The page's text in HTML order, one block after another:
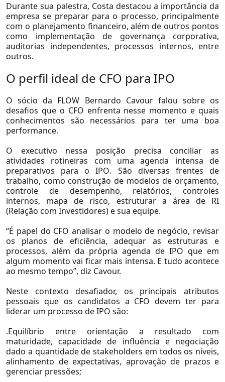
Setores
Agronegócio
Consumo e Varejo
Educação
Logística e Transportes
Mineração e Siderurgia
Petróleo e Gás
Private Equity e Venture Capital
Real Estate
Saúde
Seguros
Serviços Financeiros
Telecom, Mídia e Tecnologia
Ver Todos
Conteúdo
Saúde
Seguros
Serviços Financeiros
Durante sua palestra, Costa destacou a importância da
empresa se preparar para o processo, principalmente
com o planejamento financeiro, além de outros pontos
como implementação de governança corporativa,
auditorias independentes, processos internos, entre
outros.
O perfil ideal de CFO para IPO
O sócio da FLOW Bernardo Cavour falou sobre os
desafios que o CFO enfrenta nesse momento e quais
conhecimentos são necessários para ter uma boa
performance.
O executivo nessa posição precisa conciliar as
atividades rotineiras com uma agenda intensa de
preparativos para oIPO. São diversas frentes de
trabalho, como construção de modelos de orçamento,
controle de desempenho, relatórios, controles
internos, mapa de risco, estruturar a área de RI
(Relação com Investidores) e sua equipe.
“É papel do CFO analisar o modelo de negócio, revisar
os planos de eficiência, adequar as estruturas e
processos, além da própria agenda de IPO que em
algum momento vai ficar mais intensa. E tudo acontece
ao mesmo tempo”, diz Cavour.
Neste contexto desafiador, os principais atributos
pessoais que os candidatos a CFO devem ter para
liderar um processo deIPO são:
.Equilíbrio entre orientação a resultado com
maturidade, capacidade de influência e negociação
dado a quantidade de stakeholders em todos os níveis,
alinhamento de expectativas, aprovação de prazos e
gerenciar pressões;